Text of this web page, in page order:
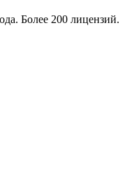
Более 200 лицензий.